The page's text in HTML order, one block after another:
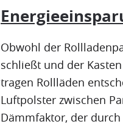
Obwohl der
schließt und der
tragen Rollläden
Luftpolster zwischen
Dämmfaktor, der